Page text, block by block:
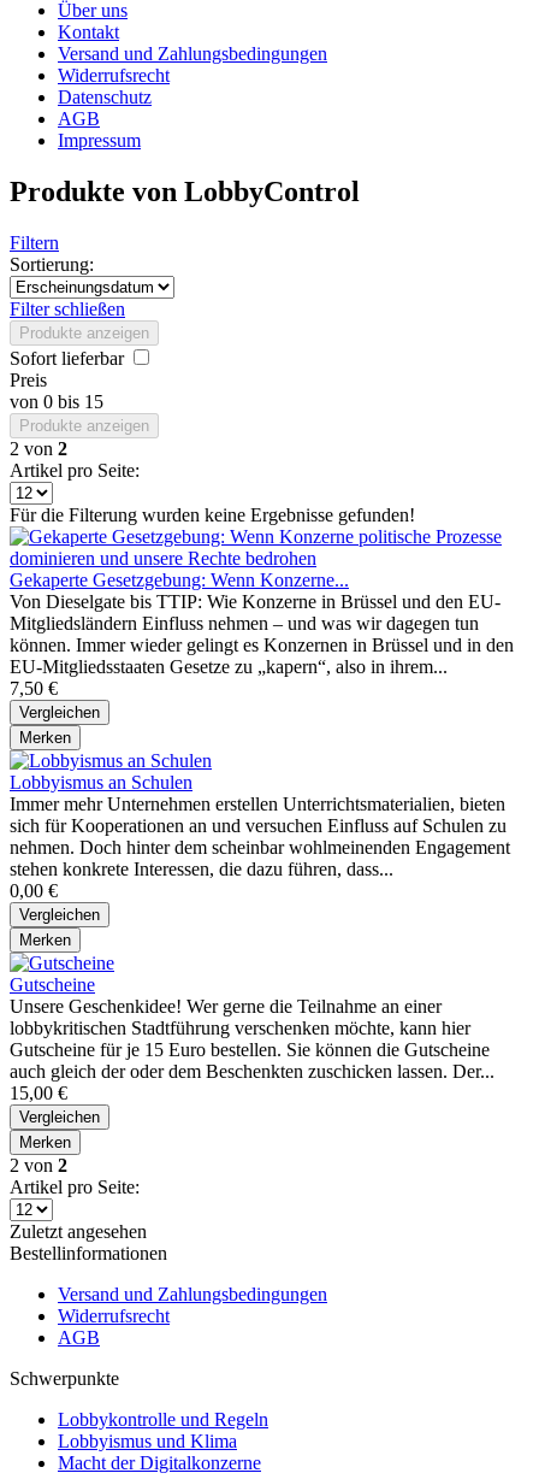
Über uns
Kontakt
Versand und Zahlungsbedingungen
Widerrufsrecht
Datenschutz
AGB
Impressum
Produkte von LobbyControl
Filtern
Sortierung:
Filter schließen
Produkte anzeigen
Sofort lieferbar
Preis
von 0 bis 15
Produkte anzeigen
2 von 2
Artikel pro Seite:
Für die Filterung wurden keine Ergebnisse gefunden!
Gekaperte Gesetzgebung: Wenn Konzerne...
Von Dieselgate bis TTIP: Wie Konzerne in Brüssel und den EU-
Mitgliedsländern Einfluss nehmen – und was wir dagegen tun
können. Immer wieder gelingt es Konzernen in Brüssel und in den
EU-Mitgliedsstaaten Gesetze zu „kapern“, also in ihrem...
7,50 €
Vergleichen
Merken
Lobbyismus an Schulen
Immer mehr Unternehmen erstellen Unterrichtsmaterialien, bieten
sich für Kooperationen an und versuchen Einfluss auf Schulen zu
nehmen. Doch hinter dem scheinbar wohlmeinenden Engagement
stehen konkrete Interessen, die dazu führen, dass...
0,00 €
Vergleichen
Merken
Gutscheine
Unsere Geschenkidee! Wer gerne die Teilnahme an einer
lobbykritischen Stadtführung verschenken möchte, kann hier
Gutscheine für je 15 Euro bestellen. Sie können die Gutscheine
auch gleich der oder dem Beschenkten zuschicken lassen. Der...
15,00 €
Vergleichen
Merken
2 von 2
Artikel pro Seite:
Zuletzt angesehen
Bestellinformationen
Versand und Zahlungsbedingungen
Widerrufsrecht
AGB
Schwerpunkte
Lobbykontrolle und Regeln
Lobbyismus und Klima
Macht der Digitalkonzerne